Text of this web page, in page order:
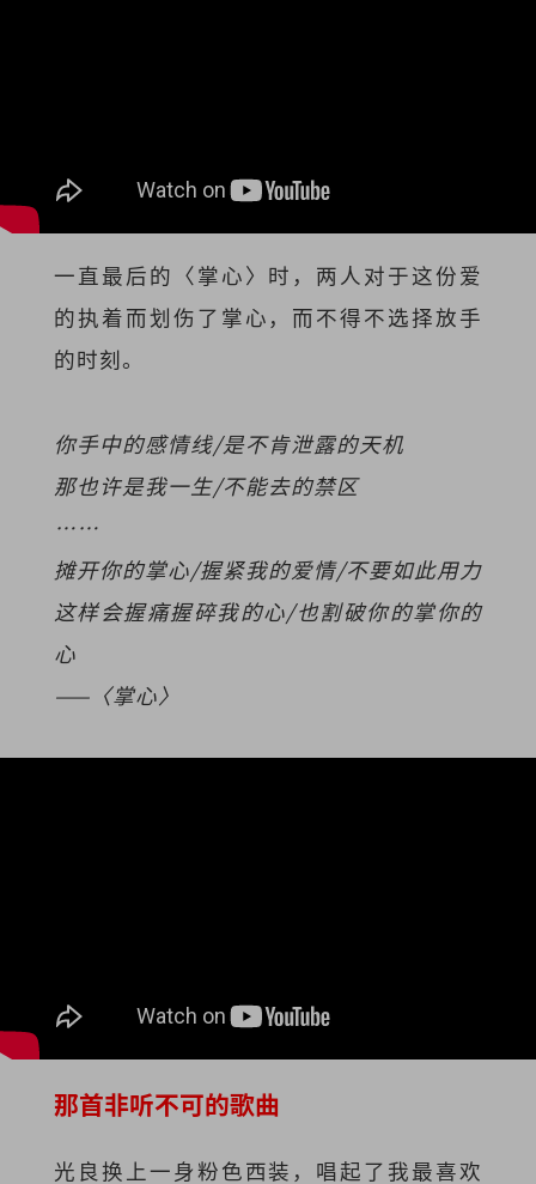
一直最后的〈掌心〉时，两人对于这份爱
的执着而划伤了掌心，而不得不选择放手
的时刻。
你手中的感情线/是不肯泄露的天机
那也许是我一生/不能去的禁区
……
摊开你的掌心/握紧我的爱情/不要如此用力
这样会握痛握碎我的心/也割破你的掌你的
心
——〈掌心〉
那首非听不可的歌曲
光良换上一身粉色西装，唱起了我最喜欢